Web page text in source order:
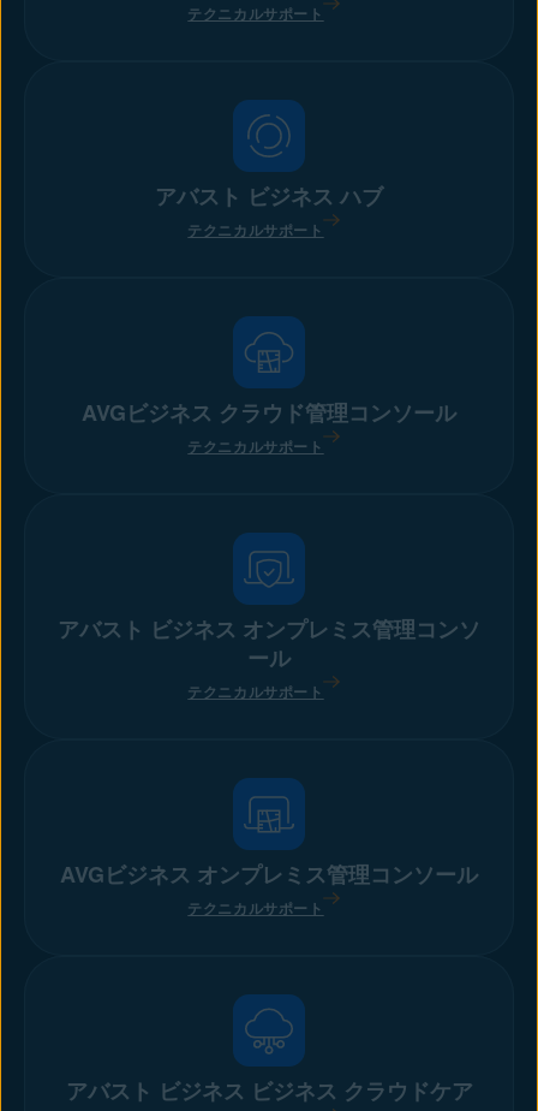
テクニカルサポート
アバスト ビジネス ハブ
テクニカルサポート
AVGビジネス クラウド管理コンソール
テクニカルサポート
アバスト ビジネス オンプレミス管理コンソ
ール
テクニカルサポート
AVGビジネス オンプレミス管理コンソール
テクニカルサポート
アバスト ビジネス ビジネス クラウドケア